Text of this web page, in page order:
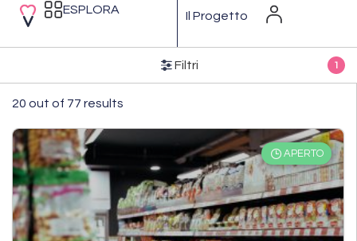
ESPLORA
Il Progetto
Filtri 1
20 out of 77 results
APERTO